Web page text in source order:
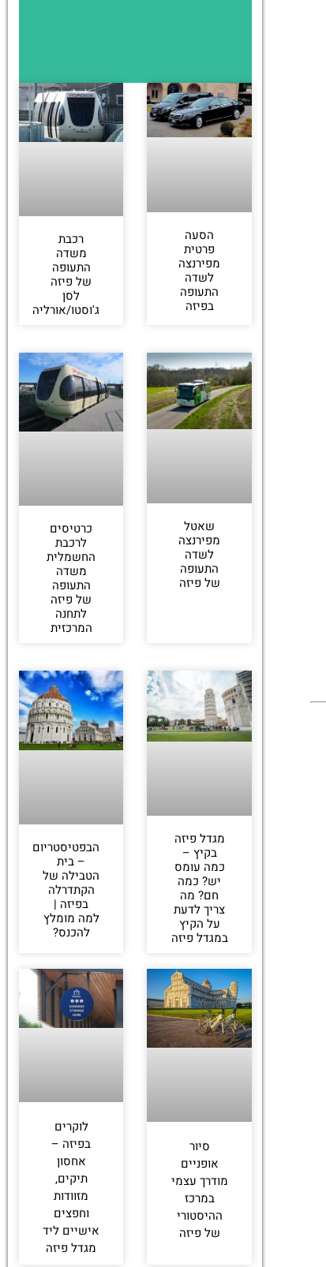
הסעה
פרטית
מפירנצה
לשדה
התעופה
בפיזה
רכבת
משדה
התעופה
של פיזה
לסן
ג'וסטו/אורליה
שאטל
מפירנצה
לשדה
התעופה
של פיזה
כרטיסים
לרכבת
החשמלית
משדה
התעופה
של פיזה
לתחנה
המרכזית
מגדל פיזה
בקיץ –
כמה עומס
יש? כמה
חם? מה
צריך לדעת
על הקיץ
במגדל פיזה
הבפטיסטריום
– בית
הטבילה של
הקתדרלה
בפיזה |
למה מומלץ
להכנס?
סיור
אופניים
מודרך עצמי
במרכז
ההיסטורי
של פיזה
לוקרים
בפיזה –
אחסון
תיקים,
מזוודות
וחפצים
אישיים ליד
מגדל פיזה